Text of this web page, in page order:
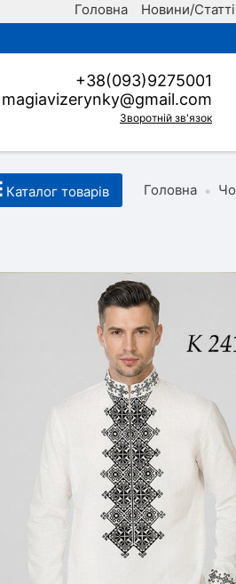
Головна Новини/Статті
+38(093)9275001
magiavizerynky@gmail.com
Зворотній зв'язок
Каталог товарів Головна •